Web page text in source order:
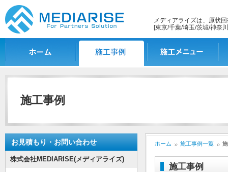
メディアライズは、原状
[東京/千葉/埼玉/茨城/神奈
施工事例
お見積もり・お問い合わせ
株式会社MEDIARISE(メディアライズ)
ホーム 施工事例一覧
施工事例